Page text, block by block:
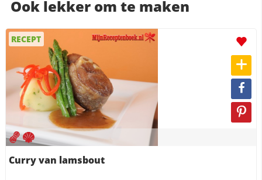
Ook lekker om te maken
RECEPT
Curry van lamsbout